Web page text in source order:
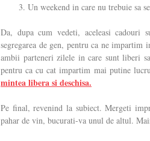
Un weekend in care nu trebuie sa
Da, dupa cum vedeti, aceleasi cadouri
segregarea de gen, pentru ca ne
ambii parteneri zilele in care sunt liberi
pentru ca cu cat impartim mai putine
mintea libera si deschisa.
Pe final, revenind la subiect. Mergeti
pahar de vin, bucurati-va unul de altul.